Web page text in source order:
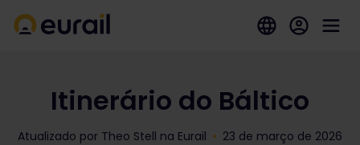
Itinerário do Báltico
Atualizado por Theo Stell na Eurail
23 de março de 2026